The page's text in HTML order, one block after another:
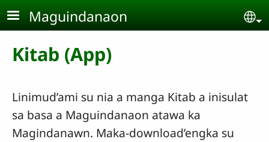
Skip to main content
Maguindanaon
Kitab (App)
Linimud’ami su nia a manga Kitab a inisulat
sa basa a Maguindanaon atawa ka
Magindanawn. Maka-download’engka su